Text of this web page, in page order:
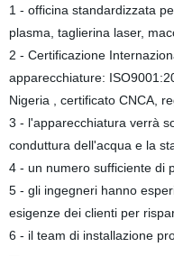
1 - officina standardizzata
plasma, taglierina laser,
2 - Certificazione
apparecchiature:
Nigeria , certificato CNCA,
3 - l'apparecchiatura verrà
conduttura dell'acqua e la
4 - un numero sufficiente di
5 - gli ingegneri hanno
esigenze dei clienti per
6 - il team di installazione